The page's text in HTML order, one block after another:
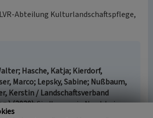
Abteilung Kulturlandschaftspflege,
Hasche, Katja; Kierdorf,
Marco; Lepsky, Sabine; Nußbaum,
Kerstin / Landschaftsverband
(2020) Siedlungen in Nordrhein-
(Die Bau- und